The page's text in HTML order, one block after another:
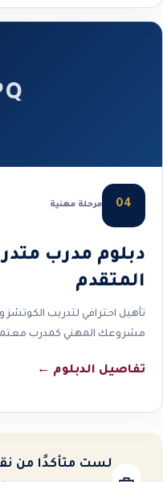
04 مرحلة مهنية
دبلوم مدرب
المتقدم
تأهيل احترافي لتدريب الكوتشز
مشروعك المهني كمدرب
تفاصيل الدبلوم ←
لست متأكدًا من